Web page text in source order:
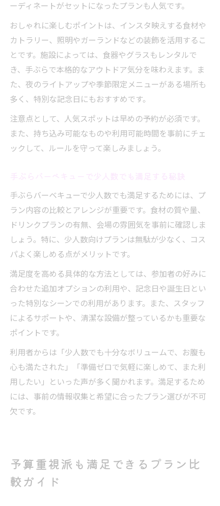
ーディネートがセットになったプランも人気です。
おしゃれに楽しむポイントは、インスタ映えする食材や
カトラリー、照明やガーランドなどの装飾を活用するこ
とです。施設によっては、食器やグラスもレンタルで
き、手ぶらで本格的なアウトドア気分を味わえます。ま
た、夜のライトアップや季節限定メニューがある場所も
多く、特別な記念日にもおすすめです。
注意点として、人気スポットは早めの予約が必須です。
また、持ち込み可能なものや利用可能時間を事前にチェ
ックして、ルールを守って楽しみましょう。
手ぶらバーベキューで少人数でも満足するためには、プ
ラン内容の比較とアレンジが重要です。食材の質や量、
ドリンクプランの有無、会場の雰囲気を事前に確認しま
しょう。特に、少人数向けプランは無駄が少なく、コス
パよく楽しめる点がメリットです。
満足度を高める具体的な方法としては、参加者の好みに
合わせた追加オプションの利用や、記念日や誕生日とい
った特別なシーンでの利用があります。また、スタッフ
によるサポートや、清潔な設備が整っているかも重要な
ポイントです。
利用者からは「少人数でも十分なボリュームで、お腹も
心も満たされた」「準備ゼロで気軽に楽しめて、また利
用したい」といった声が多く聞かれます。満足するため
には、事前の情報収集と希望に合ったプラン選びが不可
欠です。
予算重視派も満足できるプラン比
較ガイド